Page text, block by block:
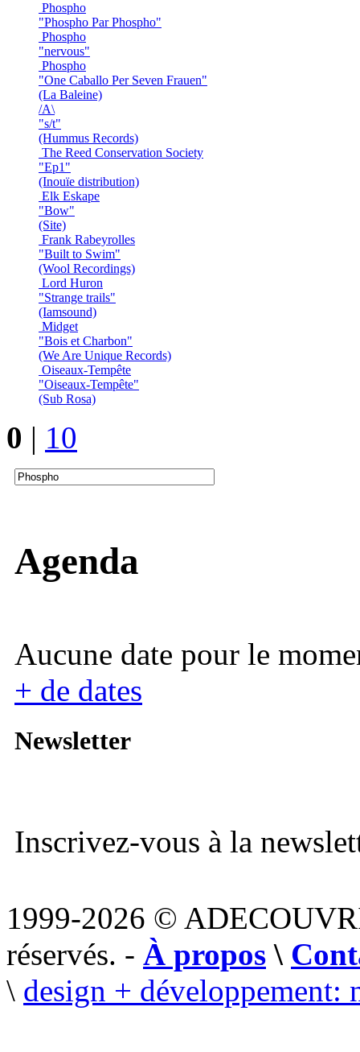
Phospho
"Phospho Par Phospho"
Phospho
"nervous"
Phospho
"One Caballo Per Seven Frauen"
(La Baleine)
/A\
"s/t"
(Hummus Records)
The Reed Conservation Society
"Ep1"
(Inouïe distribution)
Elk Eskape
"Bow"
(Site)
Frank Rabeyrolles
"Built to Swim"
(Wool Recordings)
Lord Huron
"Strange trails"
(Iamsound)
Midget
"Bois et Charbon"
(We Are Unique Records)
Oiseaux-Tempête
"Oiseaux-Tempête"
(Sub Rosa)
0 | 10
Agenda
Aucune date pour le
+ de dates
Newsletter
Inscrivez-vous à la
1999-2026 ©
réservés. - À propos \
\ design + développement: